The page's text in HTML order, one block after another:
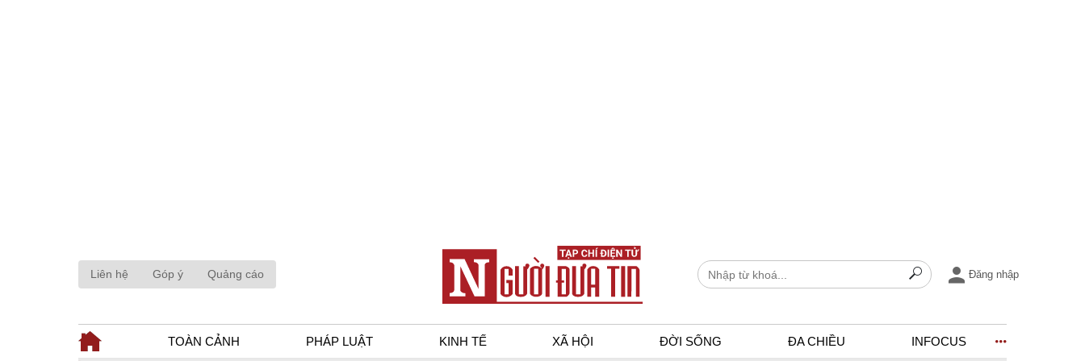
Liên hệ Góp ý Quảng cáo Đăng nhập
TOÀN CẢNH PHÁP LUẬT KINH TẾ XÃ HỘI ĐỜI SỐNG ĐA CHIỀU INFOCUS